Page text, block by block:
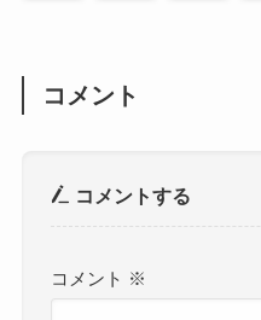
コメント
コメントする
コメント ※